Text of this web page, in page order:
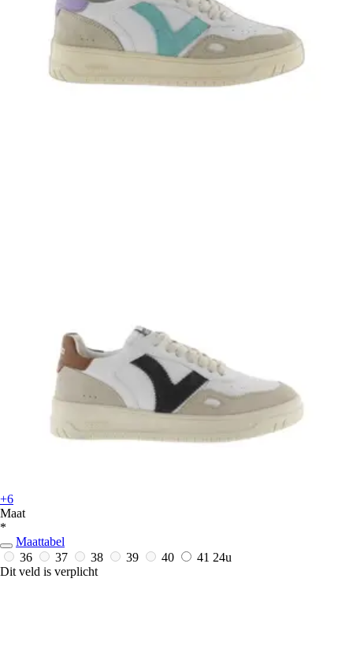
+6
Maat
*
Maattabel
36
37 38 39 40 41 24u
Dit veld is verplicht